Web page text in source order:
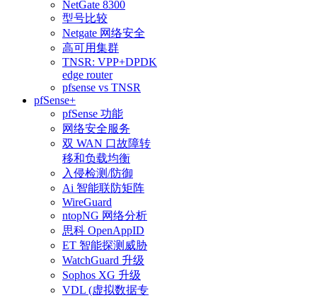
NetGate 8300
型号比较
Netgate 网络安全
高可用集群
TNSR: VPP+DPDK
edge router
pfsense vs TNSR
pfSense+
pfSense 功能
网络安全服务
双 WAN 口故障转
移和负载均衡
入侵检测/防御
Ai 智能联防矩阵
WireGuard
ntopNG 网络分析
思科 OpenAppID
ET 智能探测威胁
WatchGuard 升级
Sophos XG 升级
VDL (虚拟数据专